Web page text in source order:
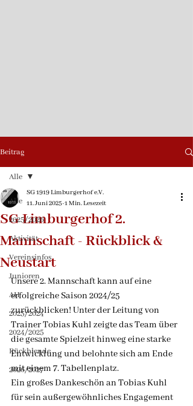
Beitrag
Alle
2025/2026
Aktivität
Vereinsinfos
Junioren
AH
2023/2024
2024/2025
Rückblende
2026/2027
Alle
SG Limburgerhof 2.
Mannschaft - Rückblick &
Neustart
SG 1919 Limburgerhof e.V.
11. Juni 2025 1 Min. Lesezeit
Unsere 2. Mannschaft kann auf eine
erfolgreiche Saison 2024/25
zurückblicken! Unter der Leitung von
Trainer Tobias Kuhl zeigte das Team über
die gesamte Spielzeit hinweg eine starke
Entwicklung und belohnte sich am Ende
mit einem 7. Tabellenplatz.
Ein großes Dankeschön an Tobias Kuhl
für sein außergewöhnliches Engagement